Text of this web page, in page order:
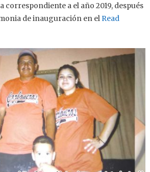
correspondiente a el año 2019, después
de inauguración en el Read